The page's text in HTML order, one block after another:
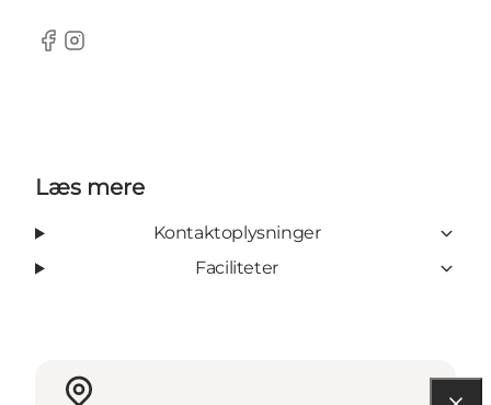
Facebook
Instagram
Læs mere
Kontaktoplysninger
Faciliteter